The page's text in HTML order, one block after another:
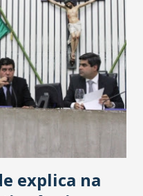
explica na